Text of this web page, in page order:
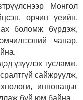
Монгол
орчин үеийн,
боломж бүрдэж,
чанар,
үзүүлэх тусламж,
сайжруулж,
инновацыг
буй юм байна.